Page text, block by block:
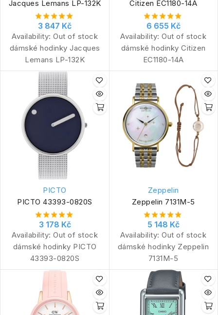
Jacques Lemans LP-132K
3 847 Kč
Availability: Out of stock
dámské hodinky Jacques
Lemans LP-132K
Citizen EC1180-14A
6 655 Kč
Availability: Out of stock
dámské hodinky Citizen
EC1180-14A
PICTO
PICTO 43393-0820S
3 178 Kč
Availability: Out of stock
dámské hodinky PICTO
43393-0820S
Zeppelin
Zeppelin 7131M-5
5 148 Kč
Availability: Out of stock
dámské hodinky Zeppelin
7131M-5